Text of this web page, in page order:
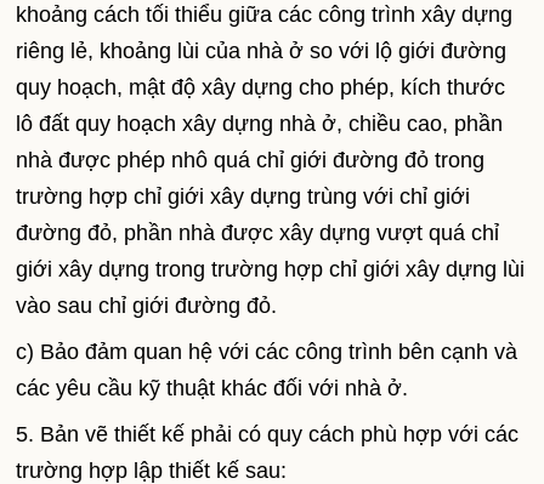
khoảng cách tối thiểu giữa các công trình xây dựng
riêng lẻ, khoảng lùi của nhà ở so với lộ giới đường
quy hoạch, mật độ xây dựng cho phép, kích thước
lô đất quy hoạch xây dựng nhà ở,chiều cao, phần
nhà được phép nhô quá chỉ giới đường đỏ trong
trường hợp chỉ giới xây dựng trùng với chỉ giới
đường đỏ, phần nhà được xây dựng vượt quá chỉ
giới xây dựng trong trường hợp chỉ giới xây dựng lùi
vào sau chỉ giới đường đỏ.
c) Bảo đảm quan hệ với các công trình bên cạnh và
các yêu cầu kỹ thuật khác đối với nhà ở.
5. Bản vẽ thiết kế phải có quy cách phù hợp với các
trường hợp lập thiết kế sau: